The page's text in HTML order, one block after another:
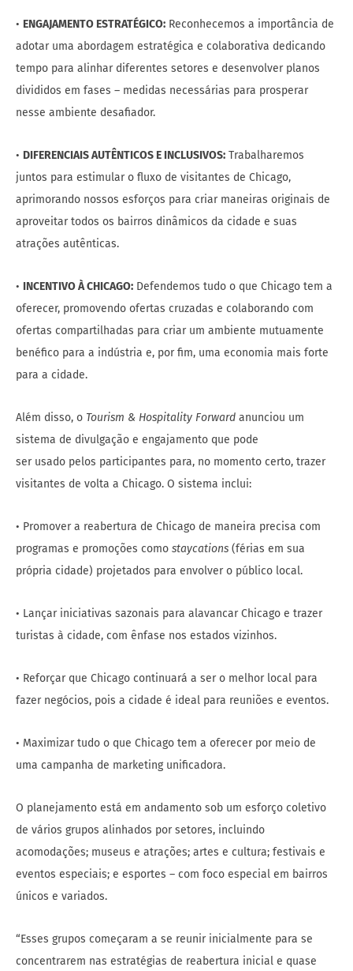
• ENGAJAMENTO ESTRATÉGICO: Reconhecemos a importância de
adotar uma abordagem estratégica e colaborativa dedicando
tempo para alinhar diferentes setores e desenvolver planos
divididos em fases – medidas necessárias para prosperar
nesse ambiente desafiador.
• DIFERENCIAIS AUTÊNTICOS E INCLUSIVOS: Trabalharemos
juntos para estimular o fluxo de visitantes de Chicago,
aprimorando nossos esforços para criar maneiras originais de
aproveitar todos os bairros dinâmicos da cidade e suas
atrações autênticas.
• INCENTIVO À CHICAGO: Defendemos tudo o que Chicago tem a
oferecer, promovendo ofertas cruzadas e colaborando com
ofertas compartilhadas para criar um ambiente mutuamente
benéfico para a indústria e, por fim, uma economia mais forte
para a cidade.
Além disso, o Tourism & Hospitality Forward anunciou um
sistema de divulgação e engajamento que pode
ser usado pelos participantes para, no momento certo, trazer
visitantes de volta a Chicago. O sistema inclui:
• Promover a reabertura de Chicago de maneira precisa com
programas e promoções como staycations (férias em sua
própria cidade) projetados para envolver o público local.
• Lançar iniciativas sazonais para alavancar Chicago e trazer
turistas à cidade, com ênfase nos estados vizinhos.
• Reforçar que Chicago continuará a ser o melhor local para
fazer negócios, pois a cidade é ideal para reuniões e eventos.
• Maximizar tudo o que Chicago tem a oferecer por meio de
uma campanha de marketing unificadora.
O planejamento está em andamento sob um esforço coletivo
de vários grupos alinhados por setores, incluindo
acomodações; museus e atrações; artes e cultura; festivais e
eventos especiais; e esportes – com foco especial em bairros
únicos e variados.
“Esses grupos começaram a se reunir inicialmente para se
concentrarem nas estratégias de reabertura inicial e quase